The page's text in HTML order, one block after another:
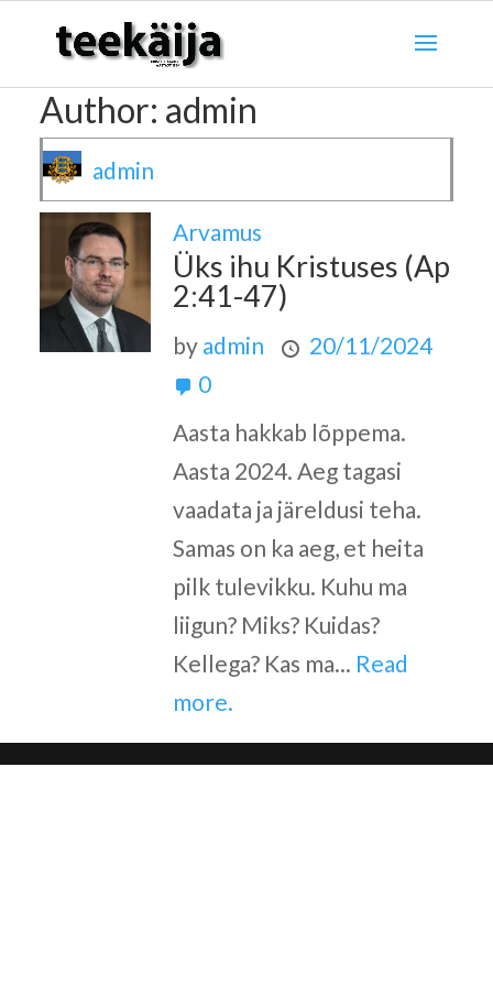
Author: admin
admin
Arvamus
Üks ihu Kristuses (Ap
2:41-47)
by admin
20/11/2024
0
Aasta hakkab lõppema.
Aasta 2024. Aeg tagasi
vaadata ja järeldusi teha.
Samas on ka aeg, et heita
pilk tulevikku. Kuhu ma
liigun? Miks? Kuidas?
Kellega? Kas ma... Read
more.